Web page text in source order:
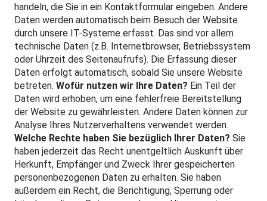
handeln, die Sie in ein Kontaktformular eingeben. Andere
Daten werden automatisch beim Besuch der Website
durch unsere IT-Systeme erfasst. Das sind vor allem
technische Daten (z.B. Internetbrowser, Betriebssystem
oder Uhrzeit des Seitenaufrufs). Die Erfassung dieser
Daten erfolgt automatisch, sobald Sie unsere Website
betreten. Wofür nutzen wir Ihre Daten? Ein Teil der
Daten wird erhoben, um eine fehlerfreie Bereitstellung
der Website zu gewährleisten. Andere Daten können zur
Analyse Ihres Nutzerverhaltens verwendet werden.
Welche Rechte haben Sie bezüglich Ihrer Daten? Sie
haben jederzeit das Recht unentgeltlich Auskunft über
Herkunft, Empfänger und Zweck Ihrer gespeicherten
personenbezogenen Daten zu erhalten. Sie haben
außerdem ein Recht, die Berichtigung, Sperrung oder